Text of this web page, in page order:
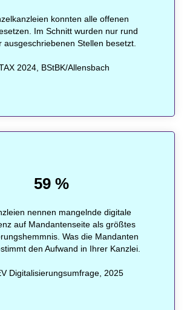
konnten alle offenen
Im Schnitt wurden nur rund
ausgeschriebenen Stellen besetzt.
2024, BStBK/Allensbach
59 %
nennen mangelnde digitale
auf Mandantenseite als größtes
Was die Mandanten
den Aufwand in Ihrer Kanzlei.
Digitalisierungsumfrage, 2025